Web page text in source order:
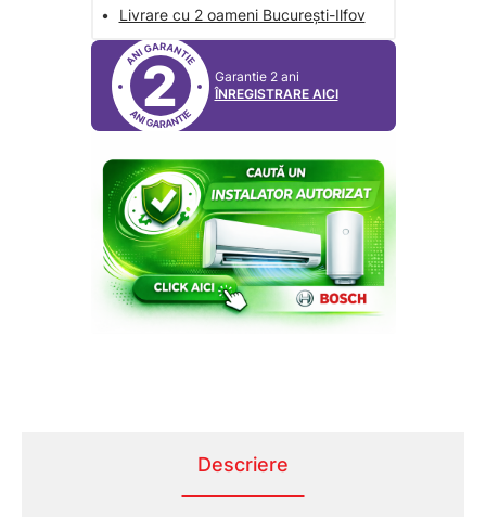
•
Livrare cu 2 oameni București-Ilfov
2
Garantie 2 ani
ÎNREGISTRARE AICI
Descriere